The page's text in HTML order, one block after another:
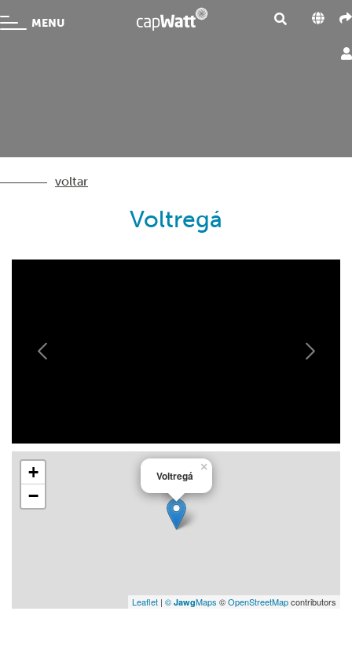
MENU
voltar
Voltregá
Voltregá
×
+
−
Leaflet | © JawgMaps ©OpenStreetMapcontributors